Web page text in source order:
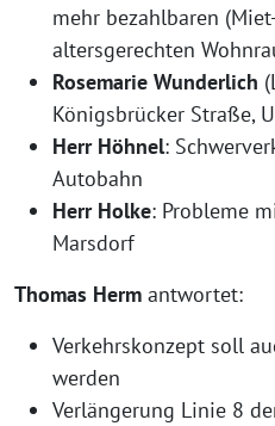
mehr bezahlbaren
altersgerechten
Rosemarie Wunderlich
Königsbrücker Straße,
Herr Höhnel:
Autobahn
Herr Holke: Probleme
Marsdorf
Thomas Herm antwortet:
Verkehrskonzept soll
werden
Verlängerung Linie 8